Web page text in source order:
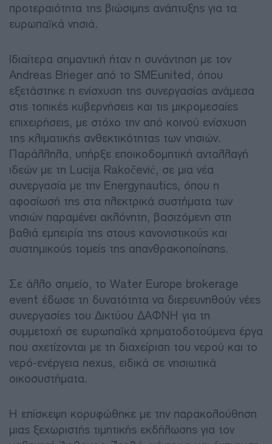
προτεραιότητα της βιώσιμης ανάπτυξης για τα
ευρωπαϊκά νησιά.
Ιδιαίτερα σημαντική ήταν η συνάντηση με τον
Andreas Brieger από το SMEunited, όπου
εξετάστηκε η ενίσχυση της συνεργασίας ανάμεσα
στις τοπικές κυβερνήσεις και τις μικρομεσαίες
επιχειρήσεις, με στόχο την από κοινού ενίσχυση
της κλιματικής ανθεκτικότητας των νησιών.
Παράλληλα, υπήρξε εποικοδομητική ανταλλαγή
ιδεών με τη Lucija Rakočević, σε μια νέα
συνεργασία με την Energynautics, όπου η
αφοσίωσή της στα ηλεκτρικά συστήματα των
νησιών παραμένει ακλόνητη, βασιζόμενη στη
βαθιά εμπειρία της στους κανονιστικούς και
συστημικούς τομείς της απανθρακοποίησης.
Σε άλλο σημείο, το Water Europe brokerage
event έδωσε τη δυνατότητα να διερευνηθούν νέες
συνεργασίες του Δικτύου ΔΑΦΝΗ για τη
συμμετοχή σε ευρωπαϊκά χρηματοδοτούμενα έργα
που σχετίζονται με τη διαχείριση του νερού και το
νερό-ενέργεια nexus, ειδικά σε νησιωτικά
οικοσυστήματα.
Η επίσκεψη κορυφώθηκε με την παρακολούθηση
μιας ξεχωριστής τιμητικής εκδήλωσης για τον